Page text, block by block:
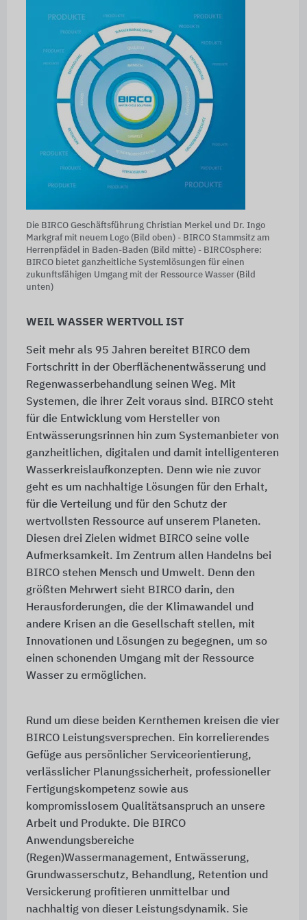
Die BIRCO Geschäftsführung Christian Merkel und Dr. Ingo
Markgraf mit neuem Logo (Bild oben) - BIRCO Stammsitz am
Herrenpfädel in Baden-Baden (Bild mitte) - BIRCOsphere:
BIRCO bietet ganzheitliche Systemlösungen für einen
zukunftsfähigen Umgang mit der Ressource Wasser (Bild
unten)
WEIL WASSER WERTVOLL IST
Seit mehr als 95 Jahren bereitet BIRCO dem
Fortschritt in der Oberflächenentwässerung und
Regenwasserbehandlung seinen Weg. Mit
Systemen, die ihrer Zeit voraus sind. BIRCO steht
für die Entwicklung vom Hersteller von
Entwässerungsrinnen hin zum Systemanbieter von
ganzheitlichen, digitalen und damit intelligenteren
Wasserkreislaufkonzepten. Denn wie nie zuvor
geht es um nachhaltige Lösungen für den Erhalt,
für die Verteilung und für den Schutz der
wertvollsten Ressource auf unserem Planeten.
Diesen drei Zielen widmet BIRCO seine volle
Aufmerksamkeit. Im Zentrum allen Handelns bei
BIRCO stehen Mensch und Umwelt. Denn den
größten Mehrwert sieht BIRCO darin, den
Herausforderungen, die der Klimawandel und
andere Krisen an die Gesellschaft stellen, mit
Innovationen und Lösungen zu begegnen, um so
einen schonenden Umgang mit der Ressource
Wasser zu ermöglichen.
Rund um diese beiden Kernthemen kreisen die vier
BIRCO Leistungsversprechen. Ein korrelierendes
Gefüge aus persönlicher Serviceorientierung,
verlässlicher Planungssicherheit, professioneller
Fertigungskompetenz sowie aus
kompromisslosem Qualitätsanspruch an unsere
Arbeit und Produkte. Die BIRCO
Anwendungsbereiche
(Regen)Wassermanagement, Entwässerung,
Grundwasserschutz, Behandlung, Retention und
Versickerung profitieren unmittelbar und
nachhaltig von dieser Leistungsdynamik. Sie